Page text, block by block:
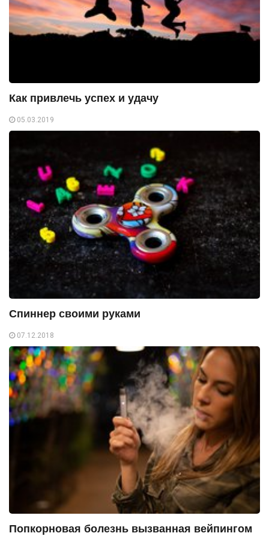
Как привлечь успех и удачу
05.03.2019
Спиннер своими руками
07.12.2018
Попкорновая болезнь вызванная вейпингом